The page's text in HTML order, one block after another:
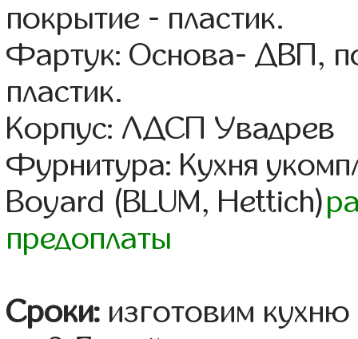
покрытие - пластик.
Фартук: Основа- ДВП,
пластик.
Корпус: ЛДСП Увадрев
Фурнитура: Кухня
Boyard (BLUM, Hettich)
предоплаты
Сроки: изготовим